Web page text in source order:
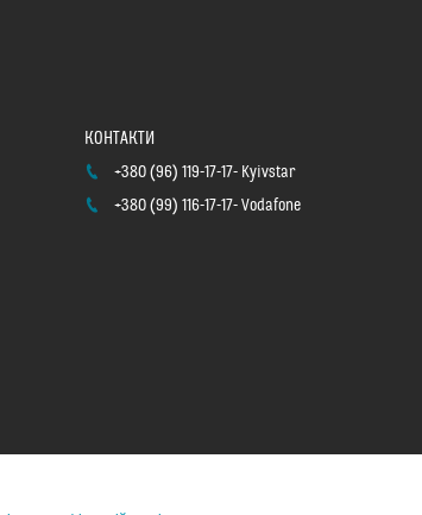
+380 (96) 119-17-17 Kyivstar
+380 (99) 116-17-17 Vodafone